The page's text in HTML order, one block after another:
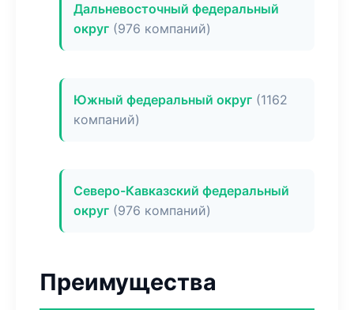
Дальневосточный федеральный
округ (976 компаний)
Южный федеральный округ (1162
компаний)
Северо-Кавказский федеральный
округ (976 компаний)
Преимущества